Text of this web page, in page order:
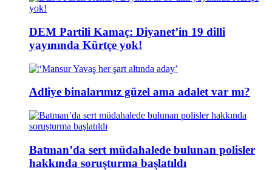
DEM Partili Kamaç: Diyanet’in 19 dilli
yayınında Kürtçe yok!
Adliye binalarımız güzel ama adalet var mı?
Batman’da sert müdahalede bulunan polisler
hakkında soruşturma başlatıldı